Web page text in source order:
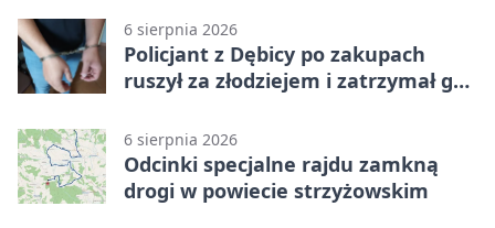
6 sierpnia 2026
Policjant z Dębicy po zakupach
ruszył za złodziejem i zatrzymał go
6 sierpnia 2026
Odcinki specjalne rajdu zamkną
drogi w powiecie strzyżowskim